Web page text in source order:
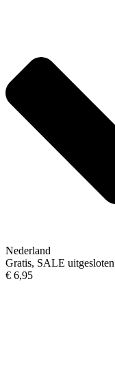
Nederland
Gratis, SALE uitgesloten
€ 6,95